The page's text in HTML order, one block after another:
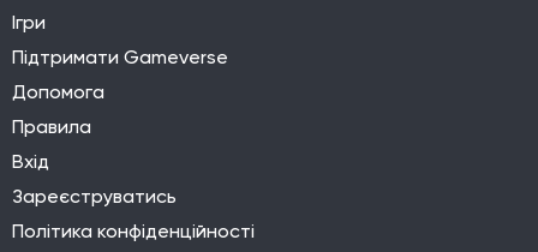
Ігри
Підтримати Gameverse
Допомога
Правила
Вхід
Зареєструватись
Політика конфіденційності